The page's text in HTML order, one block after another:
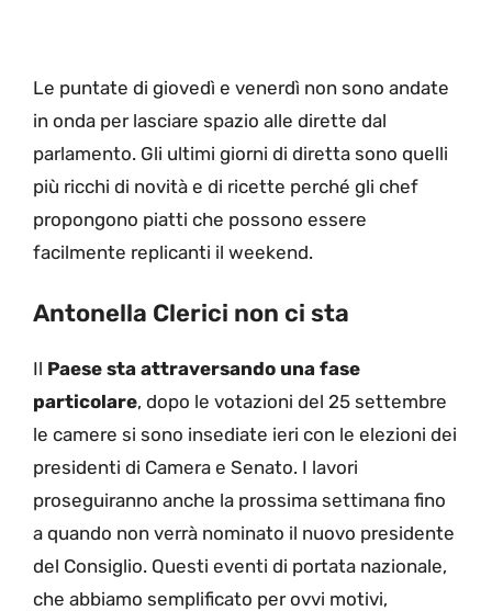
Le puntate di giovedì e venerdì non sono andate
in onda per lasciare spazio alle dirette dal
parlamento. Gli ultimi giorni di diretta sono quelli
più ricchi di novità e di ricette perché gli chef
propongono piatti che possono essere
facilmente replicanti il weekend.
Antonella Clerici non ci sta
Il Paese sta attraversando una fase
particolare, dopo le votazioni del 25 settembre
le camere si sono insediate ieri con le elezioni dei
presidenti di Camera e Senato. I lavori
proseguiranno anche la prossima settimana fino
a quando non verrà nominato il nuovo presidente
del Consiglio. Questi eventi di portata nazionale,
che abbiamo semplificato per ovvi motivi,